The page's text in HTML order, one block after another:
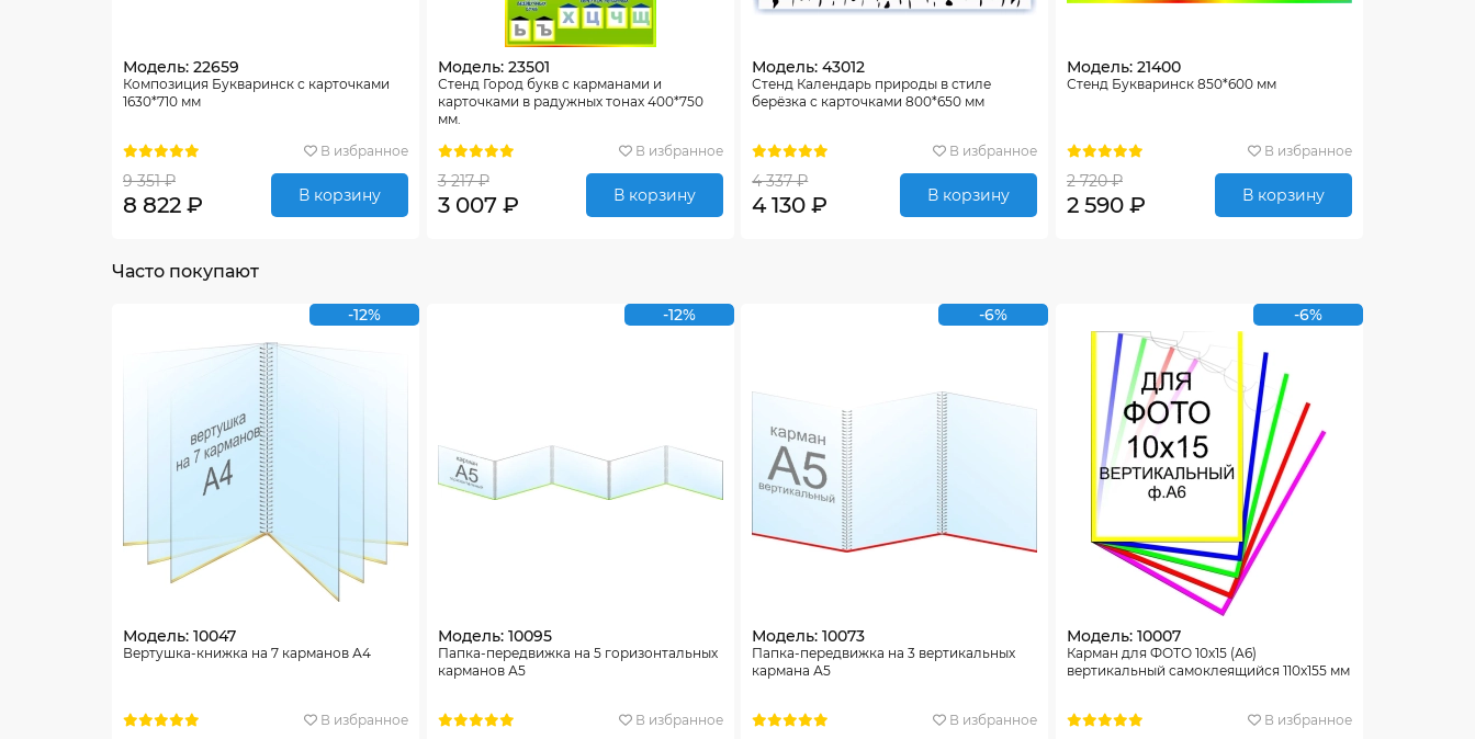
Модель: 22659
Композиция Букваринск с карточками
1630*710 мм
В избранное
9 351 ₽
8 822 ₽ В корзину
Модель: 23501
Стенд Город букв с карманами и
карточками в радужных тонах 400*750
мм.
В избранное
3 217 ₽
3 007 ₽ В корзину
Модель: 43012
Стенд Календарь природы в стиле
берёзка с карточками 800*650 мм
В избранное
4 337 ₽
4 130 ₽ В корзину
Модель: 21400
Стенд Букваринск 850*600 мм
В избранное
2 720 ₽
2 590 ₽ В корзину
Часто покупают
-12%
Модель: 10047
Вертушка-книжка на 7 карманов А4
В избранное
-12%
Модель: 10095
Папка-передвижка на 5 горизонтальных
карманов А5
В избранное
-6%
Модель: 10073
Папка-передвижка на 3 вертикальных
кармана А5
В избранное
-6%
Модель: 10007
Карман для ФОТО 10х15 (А6)
вертикальный самоклеящийся 110х155 мм
В избранное